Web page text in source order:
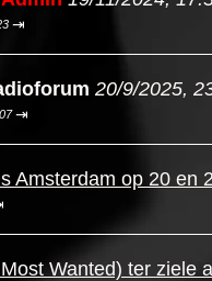
⇥
20/9/2025,
⇥
Amsterdam op 20 en
Wanted) ter ziele